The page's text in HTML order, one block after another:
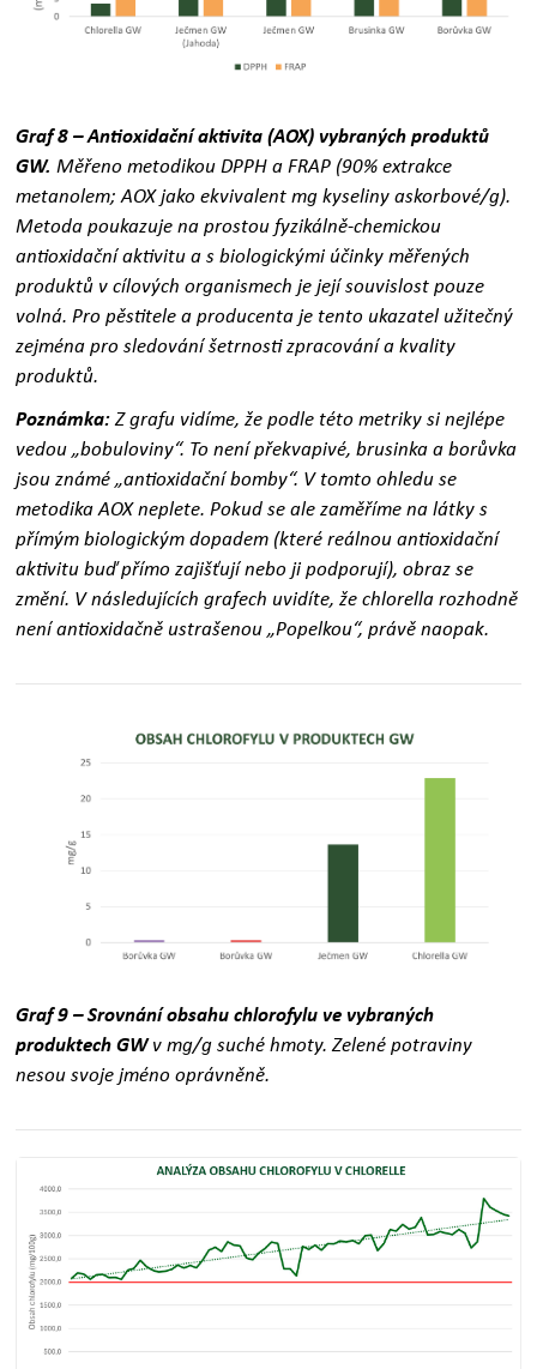
Graf 8 – Antioxidační aktivita (AOX) vybraných produktů
GW. Měřeno metodikou DPPH a FRAP (90% extrakce
metanolem; AOX jako ekvivalent mg kyseliny askorbové/g).
Metoda poukazuje na prostou fyzikálně-chemickou
antioxidační aktivitu a s biologickými účinky měřených
produktů v cílových organismech je její souvislost pouze
volná. Pro pěstitele a producenta je tento ukazatel užitečný
zejména pro sledování šetrnosti zpracování a kvality
produktů.
Poznámka:Z grafu vidíme, že podle této metriky si nejlépe
vedou „bobuloviny“. To není překvapivé, brusinka a borůvka
jsou známé „antioxidační bomby“. V tomto ohledu se
metodika AOX neplete. Pokud se ale zaměříme na látky s
přímým biologickým dopadem (které reálnou antioxidační
aktivitu buď přímo zajišťují nebo ji podporují), obraz se
změní. V následujících grafech uvidíte, že chlorella rozhodně
není antioxidačně ustrašenou „Popelkou“, právě naopak.
Graf 9 – Srovnání obsahu chlorofylu ve vybraných
produktech GWv mg/g suché hmoty. Zelené potraviny
nesou svoje jméno oprávněně.